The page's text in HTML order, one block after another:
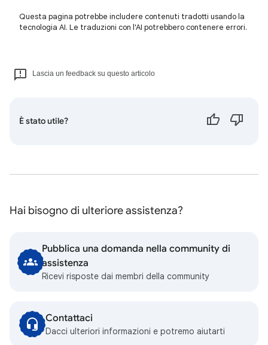
Questa pagina potrebbe includere contenuti tradotti usando la
tecnologia AI. Le traduzioni con l'AI potrebbero contenere errori.
Lascia un feedback su questo articolo
È stato utile?
Hai bisogno di ulteriore assistenza?
Pubblica una domanda nella community di
assistenza
Ricevi risposte dai membri della community
Contattaci
Dacci ulteriori informazioni e potremo aiutarti